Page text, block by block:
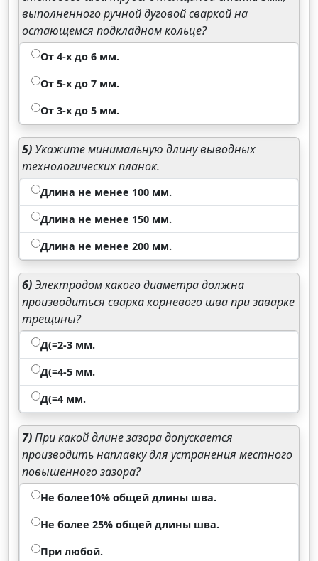
выполненного ручной дуговой сваркой на
остающемся подкладном кольце?
От 4-х до 6 мм.
От 5-х до 7 мм.
От 3-х до 5 мм.
5)Укажите минимальную длину выводных
технологических планок.
Длина не менее 100 мм.
Длина не менее 150 мм.
Длина не менее 200 мм.
6)Электродом какого диаметра должна
производиться сварка корневого шва при заварке
трещины?
Д(=2-3 мм.
Д(=4-5 мм.
Д(=4 мм.
7)При какой длине зазора допускается
производить наплавку для устранения местного
повышенного зазора?
Не более10% общей длины шва.
Не более 25% общей длины шва.
При любой.